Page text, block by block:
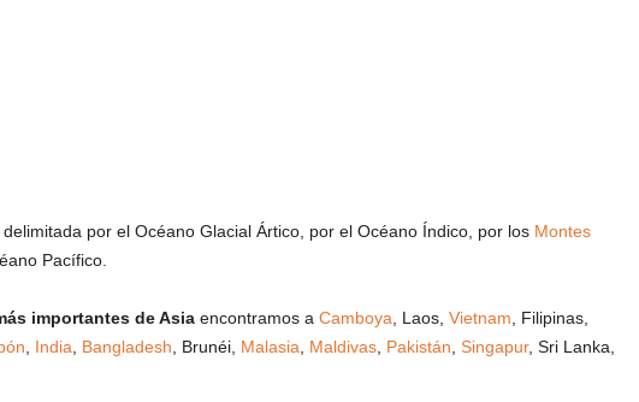
por el Océano Glacial Ártico, por el Océano Índico, por los Montes
Pacífico.
importantes de Asiaencontramos a Camboya , Laos, Vietnam , Filipinas,
India Bangladesh , Brunéi, Malasia Maldivas, Pakistán Singapur, Sri Lanka,